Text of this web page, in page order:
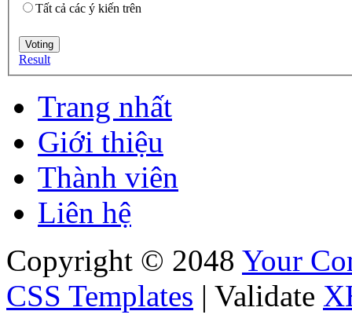
Tất cả các ý kiến trên
Result
Trang nhất
Giới thiệu
Thành viên
Liên hệ
Copyright © 2048 Your
CSS Templates | Validate